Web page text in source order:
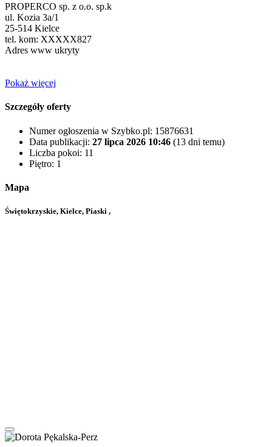
PROPERCO sp. z o.o. sp.k
ul. Kozia 3a/1
25-514 Kielce
tel. kom: XXXXX827
Adres www ukryty
Pokaż więcej
Szczegóły oferty
Numer ogłoszenia w Szybko.pl: 15876631
Data publikacji: 27 lipca 2026 10:46 (13 dni temu)
Liczba pokoi: 11
Piętro: 1
Mapa
Świętokrzyskie, Kielce, Piaski ,